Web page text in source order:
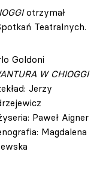
otrzymał
Teatralnych.
Goldoni
W CHIOGGI
Jerzy
Paweł Aigner
Magdalena